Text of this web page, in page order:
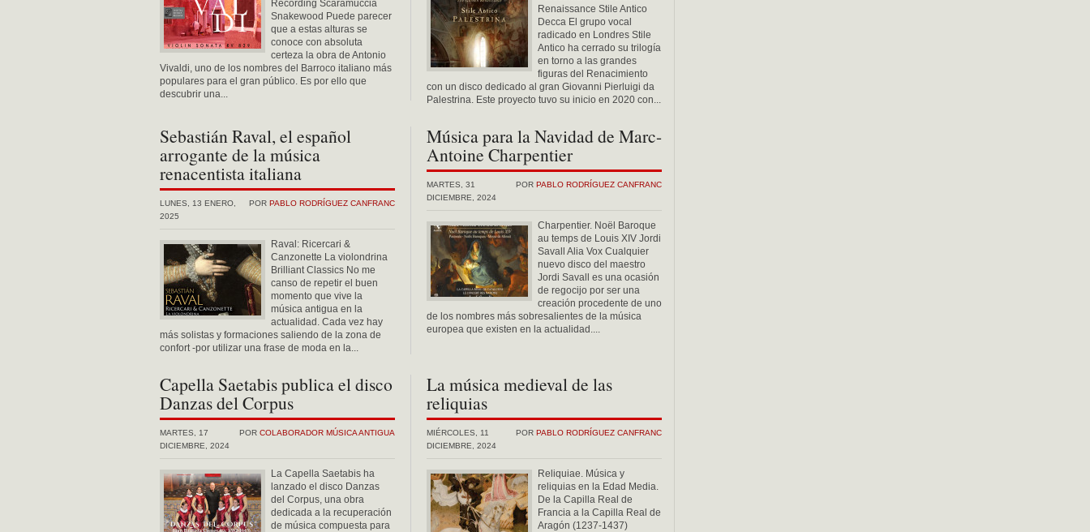
Recording Scaramuccia
Snakewood Puede parecer
que a estas alturas se
conoce con absoluta
certeza la obra de Antonio
Vivaldi, uno de los nombres del Barroco italiano más
populares para el gran público. Es por ello que
descubrir una...
Renaissance Stile Antico
Decca El grupo vocal
radicado en Londres Stile
Antico ha cerrado su trilogía
en torno a las grandes
figuras del Renacimiento
con un disco dedicado al gran Giovanni Pierluigi da
Palestrina. Este proyecto tuvo su inicio en 2020 con...
Sebastián Raval, el español
arrogante de la música
renacentista italiana
POR PABLO RODRÍGUEZ CANFRANC
LUNES, 13 ENERO,
2025
Raval: Ricercari &
Canzonette La violondrina
Brilliant Classics No me
canso de repetir el buen
momento que vive la
música antigua en la
actualidad. Cada vez hay
más solistas y formaciones saliendo de la zona de
confort -por utilizar una frase de moda en la...
Música para la Navidad de Marc-
Antoine Charpentier
POR PABLO RODRÍGUEZ CANFRANC
MARTES, 31
DICIEMBRE, 2024
Charpentier. Noël Baroque
au temps de Louis XIV Jordi
Savall Alia Vox Cualquier
nuevo disco del maestro
Jordi Savall es una ocasión
de regocijo por ser una
creación procedente de uno
de los nombres más sobresalientes de la música
europea que existen en la actualidad....
Capella Saetabis publica el disco
Danzas del Corpus
POR COLABORADOR MÚSICA ANTIGUA
MARTES, 17
DICIEMBRE, 2024
La Capella Saetabis ha
lanzado el disco Danzas
del Corpus, una obra
dedicada a la recuperación
de música compuesta para
La música medieval de las
reliquias
POR PABLO RODRÍGUEZ CANFRANC
MIÉRCOLES, 11
DICIEMBRE, 2024
Reliquiae. Música y
reliquias en la Edad Media.
De la Capilla Real de
Francia a la Capilla Real de
Aragón (1237-1437)